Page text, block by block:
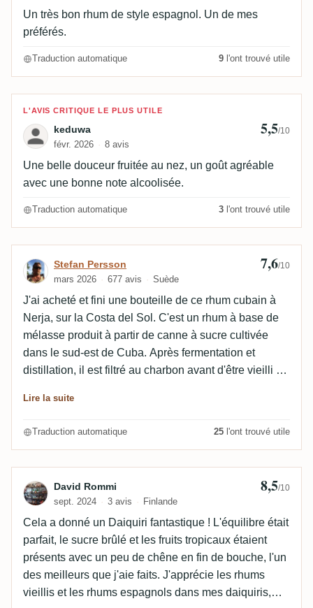
Un très bon rhum de style espagnol. Un de mes
préférés.
Traduction automatique 9 l'ont trouvé utile
Avis de keduwa
L'AVIS CRITIQUE LE PLUS UTILE
keduwa
févr. 2026 8 avis
5,5/10
Une belle douceur fruitée au nez, un goût agréable
avec une bonne note alcoolisée.
Traduction automatique 3 l'ont trouvé utile
Avis de Stefan Persson
Stefan Persson
mars 2026 677 avis Suède
7,6/10
J'ai acheté et fini une bouteille de ce rhum cubain à
Nerja, sur la Costa del Sol. C'est un rhum à base de
mélasse produit à partir de canne à sucre cultivée
dans le sud-est de Cuba. Après fermentation et
distillation, il est filtré au charbon avant d'être vieilli en
fruité, épicé, boisé et noisetté avec des notes de
pistache, tabac et cuir. En bouche, il est chaleureux,
toffee, caramel, chocolat noir, orange, raisins secs,
noix de coco, chêne, vanille, tabac, cuir, café et
amandes. Le finale est assez long pour ce degré
d'alcool assez bas.
Lire la suite
Traduction automatique 25 l'ont trouvé utile
Avis de David Rommi
David Rommi
sept. 2024 3 avis Finlande
8,5/10
Cela a donné un Daiquiri fantastique ! L'équilibre était
parfait, le sucre brûlé et les fruits tropicaux étaient
présents avec un peu de chêne en fin de bouche, l'un
des meilleurs que j'aie faits. J'apprécie les rhums
vieillis et les rhums espagnols dans mes daiquiris,